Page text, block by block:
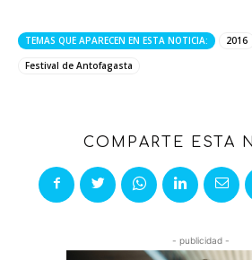
TEMAS QUE APARECEN EN ESTA NOTICIA: 2016
Festival de Antofagasta
COMPARTE ESTA
- publicidad -